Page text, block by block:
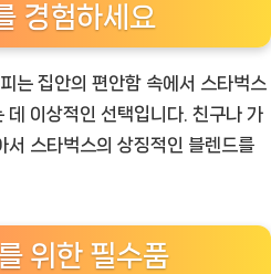
경험하세요
는 집안의 편안함 속에서 스타벅스
데 이상적인 선택입니다. 친구나 가
서 스타벅스의 상징적인 블렌드를
위한 필수품